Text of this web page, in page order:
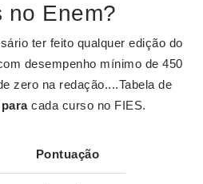
no Enem?
ter feito qualquer edição do
desempenho mínimo de 450
zero na redação....Tabela de
cada curso no FIES.
Pontuação